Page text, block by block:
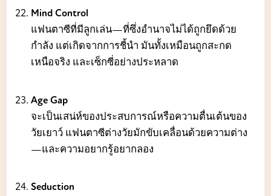
Mind Control
แฟนตาซีที่มีลูกเล่น—ที่ซึ่งอำนาจไม่ได้ถูกยึดด้วย
กำลัง แต่เกิดจากการชี้นำ มันทั้งเหมือนถูกสะกด
เหนือจริง และเซ็กซี่อย่างประหลาด
Age Gap
จะเป็นเสน่ห์ของประสบการณ์หรือความตื่นเต้นของ
วัยเยาว์ แฟนตาซีต่างวัยมักขับเคลื่อนด้วยความต่าง
—และความอยากรู้อยากลอง
Seduction